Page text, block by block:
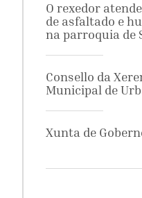
O rexedor
de asfaltado e
na parroquia de
Consello da
Municipal de
Xunta de